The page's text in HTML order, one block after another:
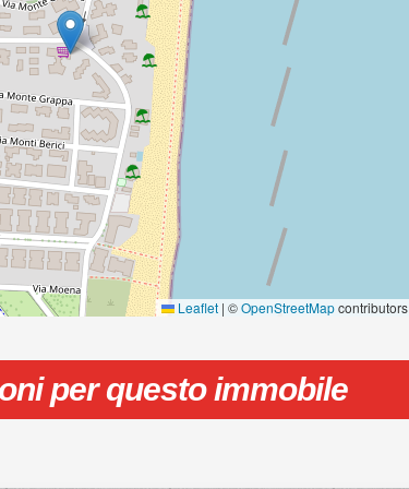
Leaflet | ©OpenStreetMapcontributors
per questo immobile